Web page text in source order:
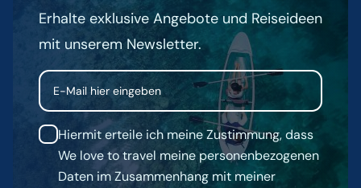
Erhalte exklusive Angebote und Reiseideen
mit unserem Newsletter.
Email
Hiermit erteile ich meine Zustimmung, dass
We love to travel meine personenbezogenen
Daten im Zusammenhang mit meiner